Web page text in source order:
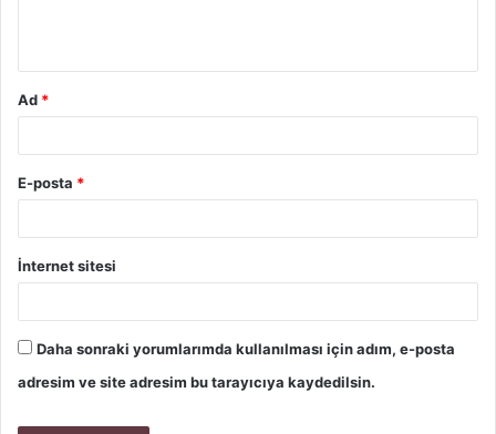
Ad *
E-posta *
İnternet sitesi
Daha sonraki yorumlarımda kullanılması için adım, e-posta
adresim ve site adresim bu tarayıcıya kaydedilsin.